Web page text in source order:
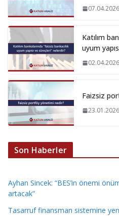
07.04.2026
Katılım
uyum
02.04.2026
Faizsiz
23.01.2026
Son Haberler
Ayhan Sincek: “BES’in önemi
artacak”
Tasarruf finansman sistemine